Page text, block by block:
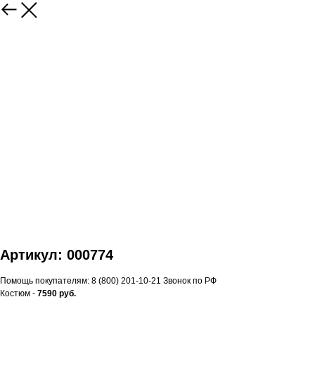
Артикул: 000774
Помощь покупателям: 8 (800) 201-10-21 Звонок по РФ
Костюм - 7590 руб.